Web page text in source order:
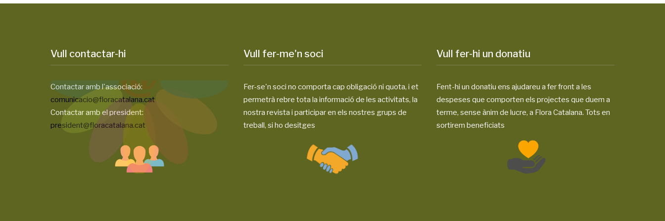
Vull contactar-hi
Contactar amb l'associació:
comunicacio@floracatalana.cat
Contactar amb el president:
president@floracatalana.cat
Vull fer-me'n soci
Fer-se'n soci no comporta cap obligació ni quota, i et
permetrà rebre tota la informació de les activitats, la
nostra revista i participar en els nostres grups de
treball, si ho desitges
Vull fer-hi un donatiu
Fent-hi un donatiu ens ajudareu a fer front a les
despeses que comporten els projectes que duem a
terme, sense ànim de lucre, a Flora Catalana. Tots en
sortirem beneficiats